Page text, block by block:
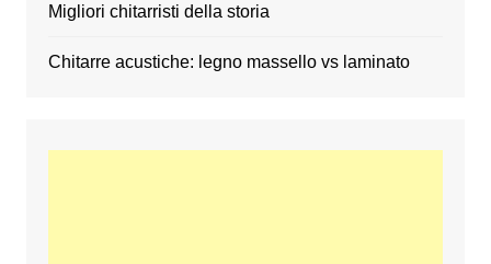
Migliori chitarristi della storia
Chitarre acustiche: legno massello vs laminato